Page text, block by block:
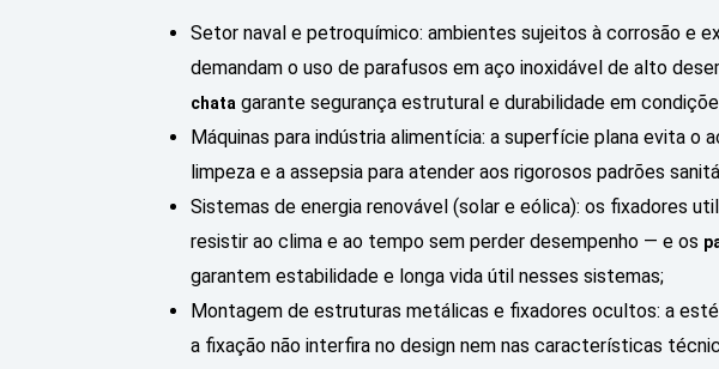
Setor naval e petroquímico: ambientes sujeitos à corrosão e
demandam o uso de parafusos em aço inoxidável de alto
chata garante segurança estrutural e durabilidade em
Máquinas para indústria alimentícia: a superfície plana evita o
limpeza e a assepsia para atender aos rigorosos padrões
Sistemas de energia renovável (solar e eólica): os fixadores
resistir ao clima e ao tempo sem perder desempenho — e os
garantem estabilidade e longa vida útil nesses sistemas;
Montagem de estruturas metálicas e fixadores ocultos: a
a fixação não interfira no design nem nas características